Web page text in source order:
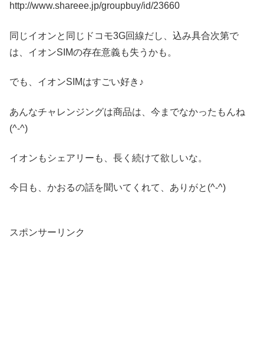
http://www.shareee.jp/groupbuy/id/23660
同じイオンと同じドコモ3G回線だし、込み具合次第で
は、イオンSIMの存在意義も失うかも。
でも、イオンSIMはすごい好き♪
あんなチャレンジングは商品は、今までなかったもんね
(^-^)
イオンもシェアリーも、長く続けて欲しいな。
今日も、かおるの話を聞いてくれて、ありがと(^-^)
スポンサーリンク